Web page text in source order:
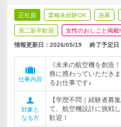
正社員 業種未経験OK 急募
第二新卒歓迎 女性のおしごと掲載
情報更新日：2026/05/19 終了予定日
仕事内容
《未来の航空機を創造
務に携わっていただき
るお仕事です♪
対象と
なる方
【学歴不問｜経験者募
て、航空機設計に挑戦
歓迎！